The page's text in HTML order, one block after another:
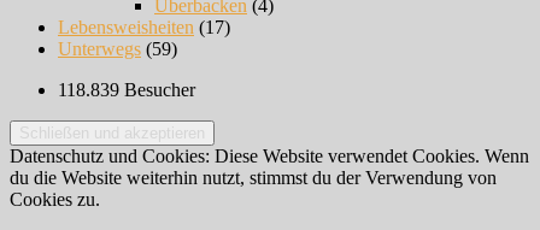
Überbacken (4)
Lebensweisheiten (17)
Unterwegs (59)
118.839 Besucher
Datenschutz und Cookies: Diese Website verwendet Cookies. Wenn
du die Website weiterhin nutzt, stimmst du der Verwendung von
Cookies zu.